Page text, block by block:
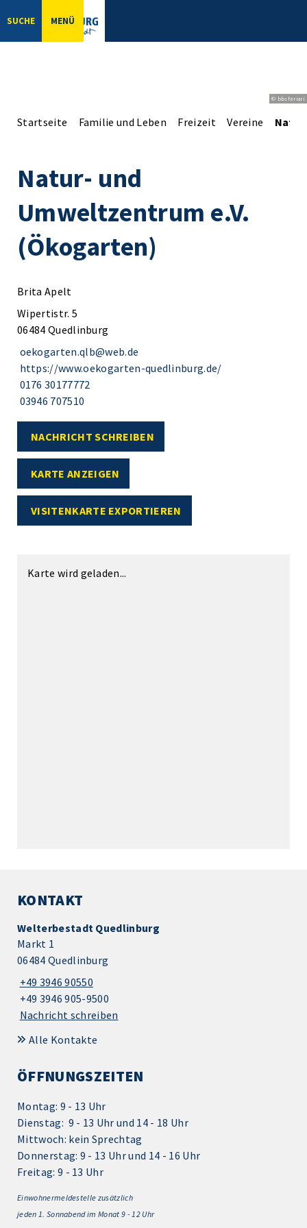
SUCHE MENÜ
© bbsferrari
Startseite Familie und Leben Freizeit Vereine
Natur- und
Umweltzentrum e.V.
(Ökogarten)
Brita Apelt
Wipertistr. 5
06484 Quedlinburg
oekogarten.qlb@web.de
https://www.oekogarten-quedlinburg.de/
0176 30177772
03946 707510
NACHRICHT SCHREIBEN
KARTE ANZEIGEN
VISITENKARTE EXPORTIEREN
Karte wird geladen...
KONTAKT
Welterbestadt Quedlinburg
Markt 1
06484 Quedlinburg
+49 3946 90550
+49 3946 905-9500
Nachricht schreiben
Alle Kontakte
ÖFFNUNGSZEITEN
Montag: 9 - 13 Uhr
Dienstag: 9 - 13 Uhr und 14 - 18 Uhr
Mittwoch: kein Sprechtag
Donnerstag: 9 - 13 Uhr und 14 - 16 Uhr
Freitag: 9 - 13 Uhr
Einwohnermeldestelle zusätzlich
jeden 1. Sonnabend im Monat 9 - 12 Uhr